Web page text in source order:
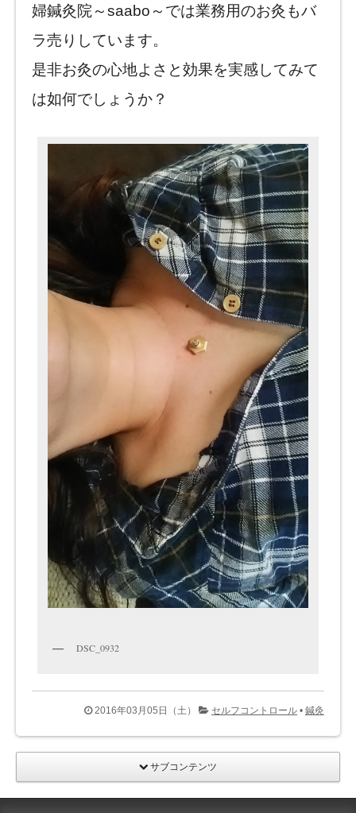
婦鍼灸院～saabo～では業務用のお灸もバ
ラ売りしています。
是非お灸の心地よさと効果を実感してみて
は如何でしょうか？
DSC_0932
2016年03月05日（土） セルフコントロール • 鍼灸
サブコンテンツ